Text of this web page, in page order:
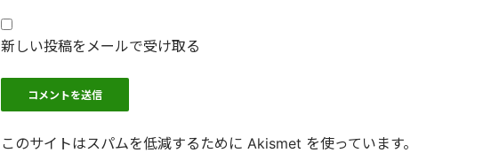
新しい投稿をメールで受け取る
このサイトはスパムを低減するために Akismet を使っています。